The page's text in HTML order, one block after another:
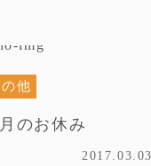
の他
のお休み
2017.03.03